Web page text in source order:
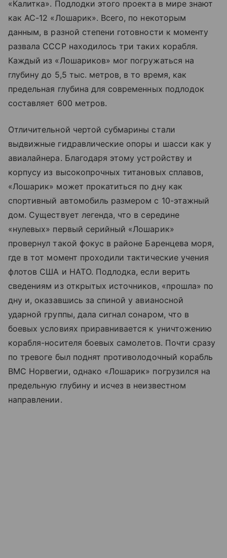
«Калитка». Подлодки этого проекта в мире знают
как АС-12 «Лошарик». Всего, по некоторым
данным, в разной степени готовности к моменту
развала СССР находилось три таких корабля.
Каждый из «Лошариков» мог погружаться на
глубину до 5,5 тыс. метров, в то время, как
предельная глубина для современных подлодок
составляет 600 метров.
Отличительной чертой субмарины стали
выдвижные гидравлические опоры и шасси как у
авиалайнера. Благодаря этому устройству и
корпусу из высокопрочных титановых сплавов,
«Лошарик» может прокатиться по дну как
спортивный автомобиль размером с 10-этажный
дом. Существует легенда, что в середине
«нулевых» первый серийный «Лошарик»
провернул такой фокус в районе Баренцева моря,
где в тот момент проходили тактические учения
флотов США и НАТО. Подлодка, если верить
сведениям из открытых источников, «прошла» по
дну и, оказавшись за спиной у авианосной
ударной группы, дала сигнал сонаром, что в
боевых условиях приравнивается к уничтожению
корабля-носителя боевых самолетов. Почти сразу
по тревоге был поднят противолодочный корабль
ВМС Норвегии, однако «Лошарик» погрузился на
предельную глубину и исчез в неизвестном
направлении.